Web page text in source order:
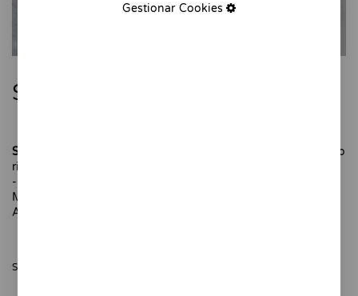
Sifón de cerámica azul
Sifón azul
es una pieza de cerámica para decorar tu cocina o
rincón favorito de la casa.
-
Modelado y pintado a mano. Pieza única.
Altura: 13 cm
SÓLO QUEDAN 1 UNIDADES
Gestionar Cookies